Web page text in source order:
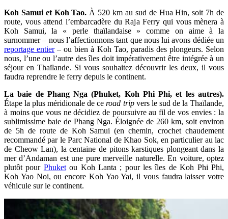
Koh Samui et Koh Tao. À 520 km au sud de Hua Hin, soit 7h de
route, vous attend l’embarcadère du Raja Ferry qui vous mènera à
Koh Samui, la « perle thaïlandaise » comme on aime à la
surnommer – nous l’affectionnons tant que nous lui avons dédiée un
reportage entier– ou bien à Koh Tao, paradis des plongeurs. Selon
nous, l’une ou l’autre des îles doit impérativement être intégrée à un
séjour en Thaïlande. Si vous souhaitez découvrir les deux, il vous
faudra reprendre le ferry depuis le continent.
La baie de Phang Nga (Phuket, Koh Phi Phi, et les autres).
Étape la plus méridionale de ceroad tripvers le sud de la Thaïlande,
à moins que vous ne décidiez de poursuivre au fil de vos envies : la
sublimissime baie de Phang Nga. Éloignée de 260 km, soit environ
de 5h de route de Koh Samui (en chemin, crochet chaudement
recommandé par le Parc National de Khao Sok, en particulier au lac
de Cheow Lan), la centaine de pitons karstiques plongeant dans la
mer d’Andaman est une pure merveille naturelle. En voiture, optez
plutôt pour Phuketou Koh Lanta ; pour les îles de Koh Phi Phi,
Koh Yao Noi, ou encore Koh Yao Yai, il vous faudra laisser votre
véhicule sur le continent.